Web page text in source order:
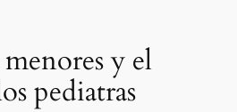
y el
pediatras